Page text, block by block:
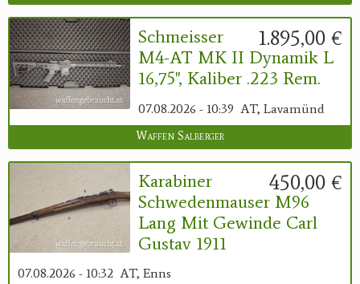
1.895,00 €
Schmeisser
M4-AT MK II Dynamik L
16,75", Kaliber .223 Rem.
07.08.2026 - 10:39 AT, Lavamünd
Waffen Salberger
450,00 €
Karabiner
Schwedenmauser M96
Lang Mit Gewinde Carl
Gustav 1911
07.08.2026 - 10:32 AT, Enns